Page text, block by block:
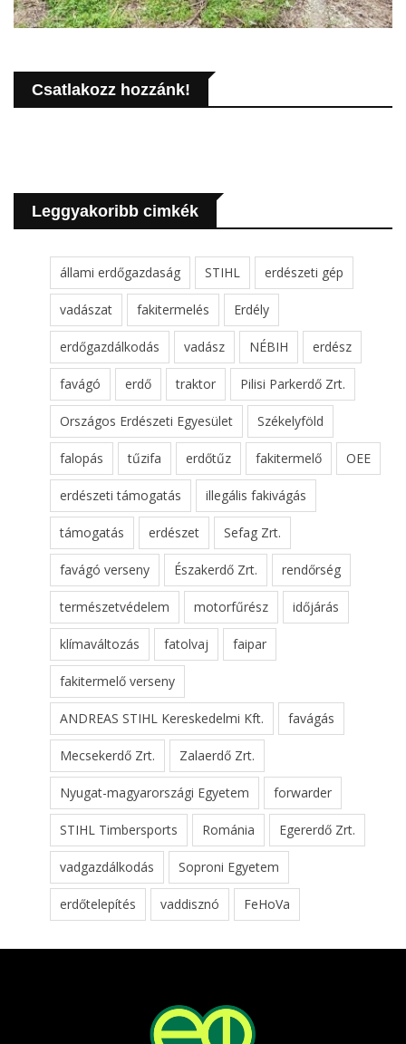
Csatlakozz hozzánk!
Leggyakoribb cimkék
állami erdőgazdaság STIHL erdészeti gép
vadászat fakitermelés Erdély
erdőgazdálkodás vadász NÉBIH erdész
favágó erdő traktor Pilisi Parkerdő Zrt.
Országos Erdészeti Egyesület Székelyföld
falopás tűzifa erdőtűz fakitermelő OEE
erdészeti támogatás illegális fakivágás
támogatás erdészet Sefag Zrt.
favágó verseny Északerdő Zrt. rendőrség
természetvédelem motorfűrész időjárás
klímaváltozás fatolvaj faipar
fakitermelő verseny
ANDREAS STIHL Kereskedelmi Kft. favágás
Mecsekerdő Zrt. Zalaerdő Zrt.
Nyugat-magyarországi Egyetem forwarder
STIHL Timbersports Románia Egererdő Zrt.
vadgazdálkodás Soproni Egyetem
erdőtelepítés vaddisznó FeHoVa